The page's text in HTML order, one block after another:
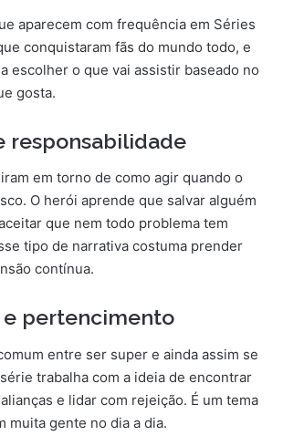
aparecem com frequência em Séries
conquistaram fãs do mundo todo, e
escolher o que vai assistir baseado no
gosta.
responsabilidade
em torno de como agir quando o
O herói aprende que salvar alguém
que nem todo problema tem
tipo de narrativa costuma prender
contínua.
pertencimento
entre ser super e ainda assim se
trabalha com a ideia de encontrar
e lidar com rejeição. É um tema
muita gente no dia a dia.